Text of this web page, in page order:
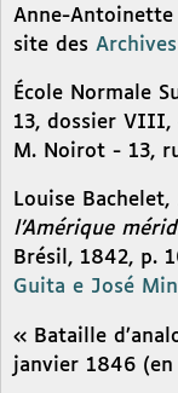
Anne-Antoinette
site des
École Normale
13, dossier VIII,
M. Noirot - 13,
Louise Bachelet,
l’Amérique
Brésil, 1842, p.
Guita e José
« Bataille
janvier 1846